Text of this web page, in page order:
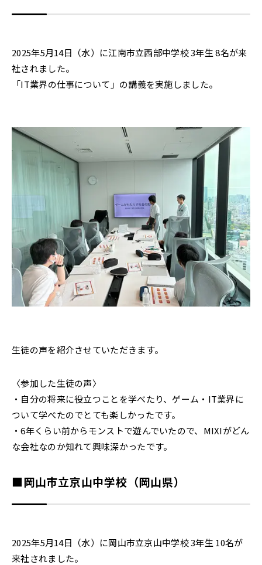
2025年5月14日（水）に江南市立西部中学校 3年生 8名が来
社されました。
「IT業界の仕事について」の講義を実施しました。
生徒の声を紹介させていただきます。
〈参加した生徒の声〉
・自分の将来に役立つことを学べたり、ゲーム・IT業界に
ついて学べたのでとても楽しかったです。
・6年くらい前からモンストで遊んでいたので、MIXIがどん
な会社なのか知れて興味深かったです。
■岡山市立京山中学校（岡山県）
2025年5月14日（水）に岡山市立京山中学校 3年生 10名が
来社されました。